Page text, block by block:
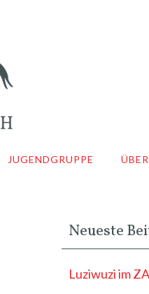
JUGENDGRUPPE
Neueste
Luziwuzi im